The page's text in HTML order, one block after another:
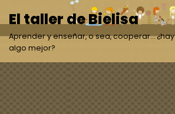
Saltar
al
contenido
El taller de Bielisa
Aprender y enseñar, o sea, cooperar… ¿hay
algo mejor?